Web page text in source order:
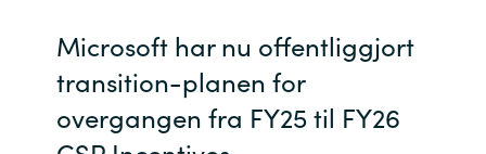
Finland
France
Microsoft har nu offentliggjort
transition-planen for
overgangen fra FY25 til FY26